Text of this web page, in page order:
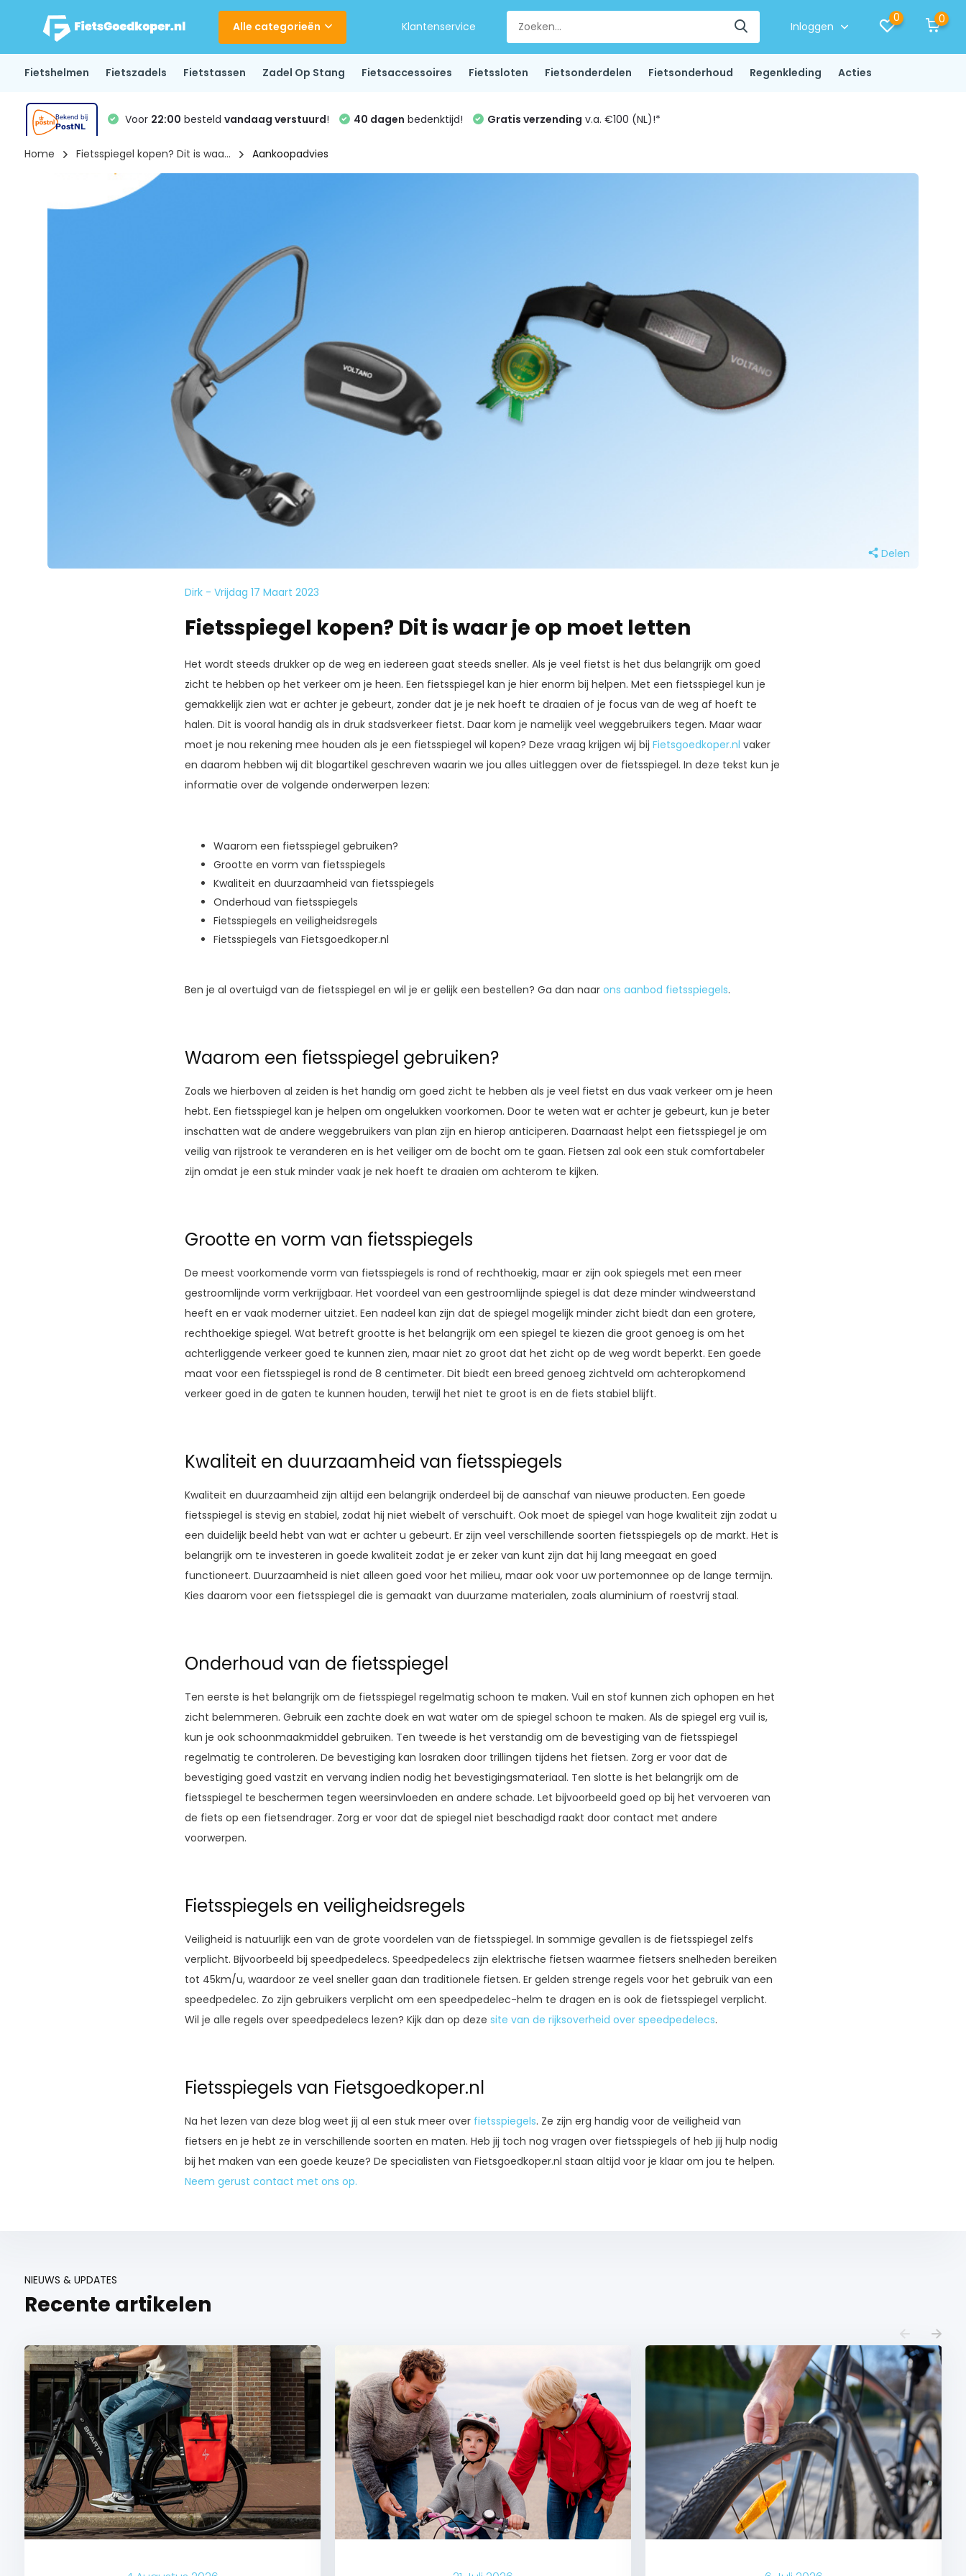
Alle categorieën Klantenservice Inloggen
0 0
Fietshelmen Fietszadels Fietstassen Zadel Op Stang Fietsaccessoires Fietssloten Fietsonderdelen Fietsonderhoud Regenkleding Acties
Voor 22:00 besteld vandaag verstuurd! 40 dagen bedenktijd! Gratis verzending v.a. €100 (NL)!*
Home Fietsspiegel kopen? Dit is waa... Aankoopadvies
Delen
Dirk - Vrijdag 17 Maart 2023
Fietsspiegel kopen? Dit is waar je op moet letten
Het wordt steeds drukker op de weg en iedereen gaat steeds sneller. Als je veel fietst is het dus belangrijk om goed
zicht te hebben op het verkeer om je heen. Een fietsspiegel kan je hier enorm bij helpen. Met een fietsspiegel kun je
gemakkelijk zien wat er achter je gebeurt, zonder dat je je nek hoeft te draaien of je focus van de weg af hoeft te
halen. Dit is vooral handig als in druk stadsverkeer fietst. Daar kom je namelijk veel weggebruikers tegen. Maar waar
moet je nou rekening mee houden als je een fietsspiegel wil kopen? Deze vraag krijgen wij bijFietsgoedkoper.nl vaker
en daarom hebben wij dit blogartikel geschreven waarin we jou alles uitleggen over de fietsspiegel. In deze tekst kun je
informatie over de volgende onderwerpen lezen:
Waarom een fietsspiegel gebruiken?
Grootte en vorm van fietsspiegels
Kwaliteit en duurzaamheid van fietsspiegels
Onderhoud van fietsspiegels
Fietsspiegels en veiligheidsregels
Fietsspiegels van Fietsgoedkoper.nl
Ben je al overtuigd van de fietsspiegel en wil je er gelijk een bestellen? Ga dan naarons aanbod fietsspiegels.
Waarom een fietsspiegel gebruiken?
Zoals we hierboven al zeiden is het handig om goed zicht te hebben als je veel fietst en dus vaak verkeer om je heen
hebt. Een fietsspiegel kan je helpen om ongelukken voorkomen. Door te weten wat er achter je gebeurt, kun je beter
inschatten wat de andere weggebruikers van plan zijn en hierop anticiperen. Daarnaast helpt een fietsspiegel je om
veilig van rijstrook te veranderen en is het veiliger om de bocht om te gaan. Fietsen zal ook een stuk comfortabeler
zijn omdat je een stuk minder vaak je nek hoeft te draaien om achterom te kijken.
Grootte en vorm van fietsspiegels
De meest voorkomende vorm van fietsspiegels is rond of rechthoekig, maar er zijn ook spiegels met een meer
gestroomlijnde vorm verkrijgbaar. Het voordeel van een gestroomlijnde spiegel is dat deze minder windweerstand
heeft en er vaak moderner uitziet. Een nadeel kan zijn dat de spiegel mogelijk minder zicht biedt dan een grotere,
rechthoekige spiegel. Wat betreft grootte is het belangrijk om een spiegel te kiezen die groot genoeg is om het
achterliggende verkeer goed te kunnen zien, maar niet zo groot dat het zicht op de weg wordt beperkt. Een goede
maat voor een fietsspiegel is rond de 8 centimeter. Dit biedt een breed genoeg zichtveld om achteropkomend
verkeer goed in de gaten te kunnen houden, terwijl het niet te groot is en de fiets stabiel blijft.
Kwaliteit en duurzaamheid van fietsspiegels
Kwaliteit en duurzaamheid zijn altijd een belangrijk onderdeel bij de aanschaf van nieuwe producten. Een goede
fietsspiegel is stevig en stabiel, zodat hij niet wiebelt of verschuift. Ook moet de spiegel van hoge kwaliteit zijn zodat u
een duidelijk beeld hebt van wat er achter u gebeurt. Er zijn veel verschillende soorten fietsspiegels op de markt. Het is
belangrijk om te investeren in goede kwaliteit zodat je er zeker van kunt zijn dat hij lang meegaat en goed
functioneert. Duurzaamheid is niet alleen goed voor het milieu, maar ook voor uw portemonnee op de lange termijn.
Kies daarom voor een fietsspiegel die is gemaakt van duurzame materialen, zoals aluminium of roestvrij staal.
Onderhoud van de fietsspiegel
Ten eerste is het belangrijk om de fietsspiegel regelmatig schoon te maken. Vuil en stof kunnen zich ophopen en het
zicht belemmeren. Gebruik een zachte doek en wat water om de spiegel schoon te maken. Als de spiegel erg vuil is,
kun je ook schoonmaakmiddel gebruiken. Ten tweede is het verstandig om de bevestiging van de fietsspiegel
regelmatig te controleren. De bevestiging kan losraken door trillingen tijdens het fietsen. Zorg er voor dat de
bevestiging goed vastzit en vervang indien nodig het bevestigingsmateriaal. Ten slotte is het belangrijk om de
fietsspiegel te beschermen tegen weersinvloeden en andere schade. Let bijvoorbeeld goed op bij het vervoeren van
de fiets op een fietsendrager. Zorg er voor dat de spiegel niet beschadigd raakt door contact met andere
voorwerpen.
Fietsspiegels en veiligheidsregels
Veiligheid is natuurlijk een van de grote voordelen van de fietsspiegel. In sommige gevallen is de fietsspiegel zelfs
verplicht. Bijvoorbeeld bij speedpedelecs. Speedpedelecs zijn elektrische fietsen waarmee fietsers snelheden bereiken
tot 45km/u, waardoor ze veel sneller gaan dan traditionele fietsen. Er gelden strenge regels voor het gebruik van een
speedpedelec. Zo zijn gebruikers verplicht om een speedpedelec-helm te dragen en is ook de fietsspiegel verplicht.
Wil je alle regels over speedpedelecs lezen? Kijk dan op dezesite van de rijksoverheid over speedpedelecs.
Fietsspiegels van Fietsgoedkoper.nl
Na het lezen van deze blog weet jij al een stuk meer over fietsspiegels. Ze zijn erg handig voor de veiligheid van
fietsers en je hebt ze in verschillende soorten en maten. Heb jij toch nog vragen over fietsspiegels of heb jij hulp nodig
bij het maken van een goede keuze? De specialisten van Fietsgoedkoper.nl staan altijd voor je klaar om jou te helpen.
Neem gerust contact met ons op.
NIEUWS & UPDATES
Recente artikelen